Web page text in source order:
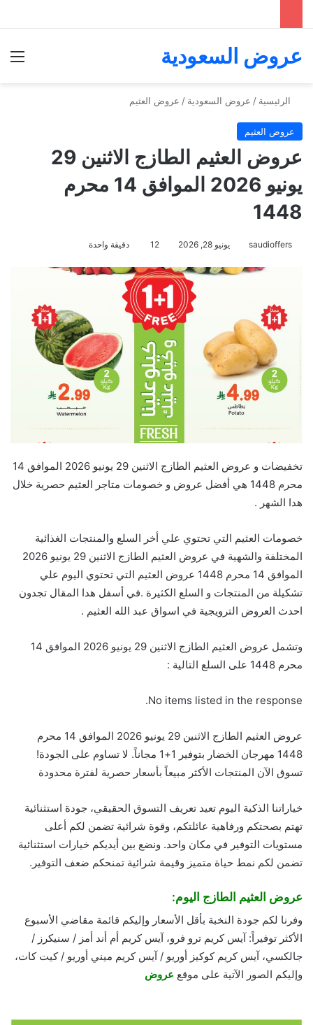
عروض السعودية
الرئيسية / عروض السعودية / عروض العثيم
عروض العثيم
عروض العثيم الطازج الاثنين 29
يونيو 2026 الموافق 14 محرم
1448
saudioffers يونيو 28, 2026 12 دقيقة واحدة
تخفيضات و عروض العثيم الطازج الاثنين 29 يونيو 2026 الموافق 14
محرم 1448 هي أفضل عروض و خصومات متاجر العثيم حصرية خلال
هدا الشهر .
خصومات العثيم التي تحتوي علي أخر السلع والمنتجات الغذائية
المختلفة والشهية في عروض العثيم الطازج الاثنين 29 يونيو 2026
الموافق 14 محرم 1448 عروض العثيم التي تحتوي اليوم علي
تشكيلة من المنتجات و السلع الكثيرة .في أسفل هدا المقال تجدون
احدث العروض الترويجية في اسواق عبد الله العثيم .
وتشمل عروض العثيم الطازج الاثنين 29 يونيو 2026 الموافق 14
محرم 1448 على السلع التالية :
No items listed in the response.
عروض العثيم الطازج الاثنين 29 يونيو 2026 الموافق 14 محرم
1448 مهرجان الخضار بتوفير 1+1 مجاناً. لا تساوم على الجودة!
تسوق الآن المنتجات الأكثر مبيعاً بأسعار حصرية لفترة محدودة
خياراتنا الذكية اليوم تعيد تعريف التسوق الحقيقي، جودة استثنائية
تهتم بصحتكم ورفاهية عائلتكم، وقوة شرائية تضمن لكم أعلى
مستويات التوفير في مكان واحد. ونضع بين أيديكم خيارات استثنائية
تضمن لكم نمط حياة متميز وقيمة شرائية تمنحكم ضعف التوفير.
عروض العثيم الطازج اليوم:
وفرنا لكم جودة النخبة بأقل الأسعار وإليكم قائمة مقاضي الأسبوع
الأكثر توفيراً: آيس كريم ترو فرو، آيس كريم أم أند أمز / سنيكرز /
جالكسي، آيس كريم كوكيز أوريو / آيس كريم ميني أوريو / كيت كات،
وإليكم الصور الآتية على موقع عروض